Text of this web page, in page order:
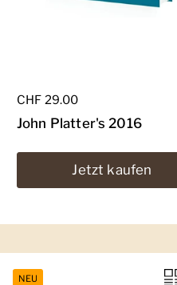
Regulärer Preis
CHF 29.00
John Platter's 2016
Jetzt kaufen
NEU